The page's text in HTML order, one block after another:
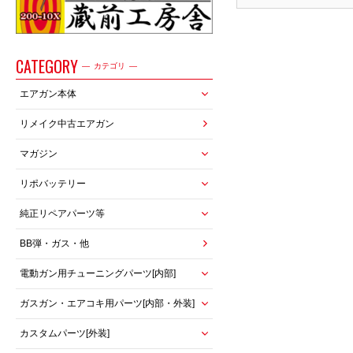
CATEGORY カテゴリ
エアガン本体
リメイク中古エアガン
マガジン
リポバッテリー
純正リペアパーツ等
BB弾・ガス・他
電動ガン用チューニングパーツ[内部]
ガスガン・エアコキ用パーツ[内部・外装]
カスタムパーツ[外装]